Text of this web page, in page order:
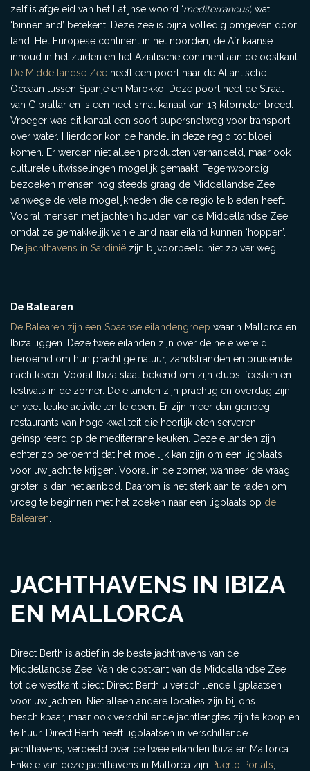
zelf is afgeleid van het Latijnse woord ‘mediterraneus’, wat
‘binnenland’ betekent. Deze zee is bijna volledig omgeven door
land. Het Europese continent in het noorden, de Afrikaanse
inhoud in het zuiden en het Aziatische continent aan de oostkant.
De Middellandse Zee heeft een poort naar de Atlantische
Oceaan tussen Spanje en Marokko. Deze poort heet de Straat
van Gibraltar en is een heel smal kanaal van 13 kilometer breed.
Vroeger was dit kanaal een soort supersnelweg voor transport
over water. Hierdoor kon de handel in deze regio tot bloei
komen. Er werden niet alleen producten verhandeld, maar ook
culturele uitwisselingen mogelijk gemaakt. Tegenwoordig
bezoeken mensen nog steeds graag de Middellandse Zee
vanwege de vele mogelijkheden die de regio te bieden heeft.
Vooral mensen met jachten houden van de Middellandse Zee
omdat ze gemakkelijk van eiland naar eiland kunnen ‘hoppen’.
De jachthavens in Sardinië zijn bijvoorbeeld niet zo ver weg.
De Balearen
De Balearen zijn een Spaanse eilandengroep waarin Mallorca en
Ibiza liggen. Deze twee eilanden zijn over de hele wereld
beroemd om hun prachtige natuur, zandstranden en bruisende
nachtleven. Vooral Ibiza staat bekend om zijn clubs, feesten en
festivals in de zomer. De eilanden zijn prachtig en overdag zijn
er veel leuke activiteiten te doen. Er zijn meer dan genoeg
restaurants van hoge kwaliteit die heerlijk eten serveren,
geïnspireerd op de mediterrane keuken. Deze eilanden zijn
echter zo beroemd dat het moeilijk kan zijn om een ligplaats
voor uw jacht te krijgen. Vooral in de zomer, wanneer de vraag
groter is dan het aanbod. Daarom is het sterk aan te raden om
vroeg te beginnen met het zoeken naar een ligplaats op de
Balearen
JACHTHAVENS IN IBIZA
EN MALLORCA
Direct Berth is actief in de beste jachthavens van de
Middellandse Zee. Van de oostkant van de Middellandse Zee
tot de westkant biedt Direct Berth u verschillende ligplaatsen
voor uw jachten. Niet alleen andere locaties zijn bij ons
beschikbaar, maar ook verschillende jachtlengtes zijn te koop en
te huur. Direct Berth heeft ligplaatsen in verschillende
jachthavens, verdeeld over de twee eilanden Ibiza en Mallorca.
Enkele van deze jachthavens in Mallorca zijn Puerto Portals